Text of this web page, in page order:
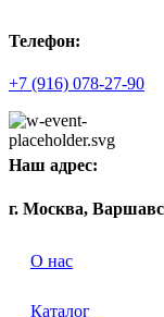
Телефон:
+7 (916) 078-27-90
Наш адрес:
г. Москва,
О нас
Каталог